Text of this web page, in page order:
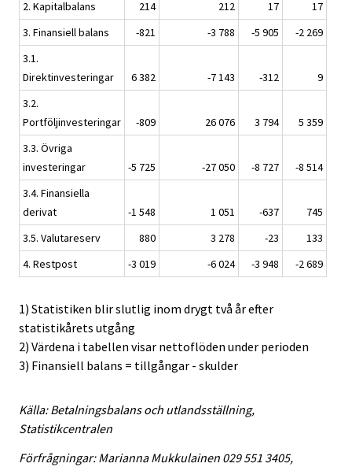
2. Kapitalbalans
214 212 17
17
3. Finansiell balans
-821 -3 788 -5 905
-2 269
3.1.
Direktinvesteringar
6 382 -7 143 -312
9
3.2.
Portföljinvesteringar
-809 26 076 3 794
5 359
3.3. Övriga
investeringar
-5 725 -27 050 -8 727
-8 514
3.4. Finansiella
derivat
-1 548 1 051 -637
745
3.5. Valutareserv
880 3 278 -23
133
4. Restpost
-3 019 -6 024 -3 948 -2 689
1) Statistiken blir slutlig inom drygt två år efter
statistikårets utgång
2) Värdena i tabellen visar nettoflöden under perioden
3) Finansiell balans = tillgångar - skulder
Källa: Betalningsbalans och utlandsställning,
Statistikcentralen
Förfrågningar: Marianna Mukkulainen 029 551 3405,